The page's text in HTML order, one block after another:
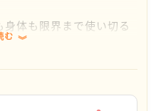
自分を情けなく思いま
ども、なんとか踏ん張
いません。毎日笑顔で
体も限界まで使い切る
な役目を終えた直後
む